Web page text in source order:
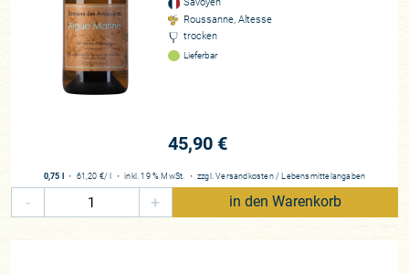
Savoyen
Roussanne, Altesse
trocken
Lieferbar
45,90 €
0,75 l ・ 61,20 €/ l ・inkl. 19 % MwSt. ・ zzgl.Versandkosten / Lebensmittelangaben
- + in den Warenkorb